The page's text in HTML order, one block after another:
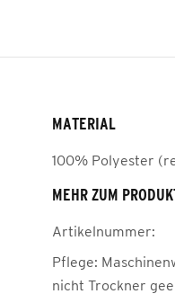
MATERIAL
100% Polyester
MEHR ZUM
Artikelnummer:
Pflege:
nicht Trockner